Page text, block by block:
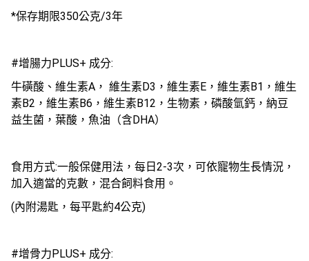
*保存期限350公克/3年
#增腸力PLUS+ 成分:
牛磺酸、維生素A， 維生素D3，維生素E，維生素B1，維生
素B2，維生素B6，維生素B12，生物素，磷酸氫鈣，納豆
益生菌，葉酸，魚油（含DHA）
食用方式:一般保健用法，每日2-3次，可依寵物生長情況，
加入適當的克數，混合飼料食用。
(內附湯匙，每平匙約4公克)
#增骨力PLUS+ 成分: